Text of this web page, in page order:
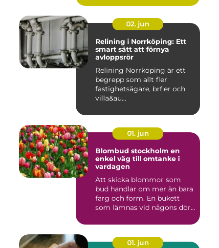
02. jun
Relining i Norrköping: Ett
smart sätt att förnya
avloppsrör
Relining Norrköping är ett
begrepp som allt fler
fastighetsägare, brf:er och
villa&au...
01. jun
Blombud stockholm en
enkel väg till omtanke i
vardagen
Att skicka blommor som
bud handlar om mer än bara
färg och form. En bukett
som lämnas vid någons dör...
01. jun